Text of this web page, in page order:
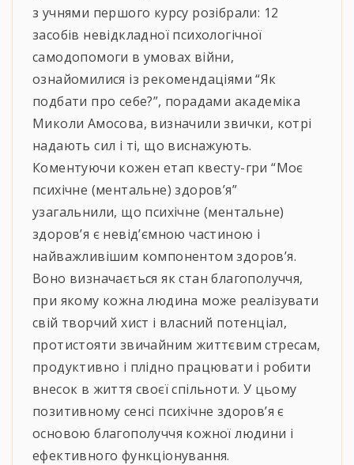
з учнями першого курсу розібрали: 12
засобів невідкладної психологічної
самодопомоги в умовах війни,
ознайомилися із рекомендаціями “Як
подбати про себе?”, порадами академіка
Миколи Амосова, визначили звички, котрі
надають сил і ті, що виснажують.
Коментуючи кожен етап квесту-гри “Моє
психічне (ментальне) здоров’я”
узагальнили, що психічне (ментальне)
здоров’я є невід’ємною частиною і
найважливішим компонентом здоров’я.
Воно визначається як стан благополуччя,
при якому кожна людина може реалізувати
свій творчий хист і власний потенціал,
протистояти звичайним життєвим стресам,
продуктивно і плідно працювати і робити
внесок в життя своєї спільноти. У цьому
позитивному сенсі психічне здоров’я є
основою благополуччя кожної людини і
ефективного функціонування.